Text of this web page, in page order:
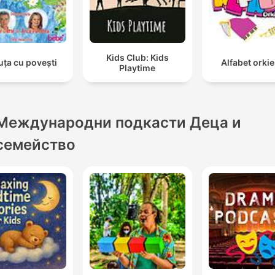
cu povești
Kids Club: Kids
Playtime
Alfabet
подкасти Деца и